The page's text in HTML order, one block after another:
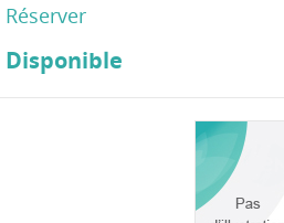
Réserver
Disponible